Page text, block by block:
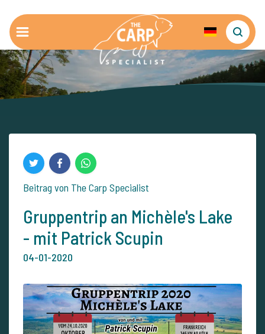
Beitrag von The Carp Specialist
Gruppentrip an Michèle's Lake
- mit Patrick Scupin
04-01-2020